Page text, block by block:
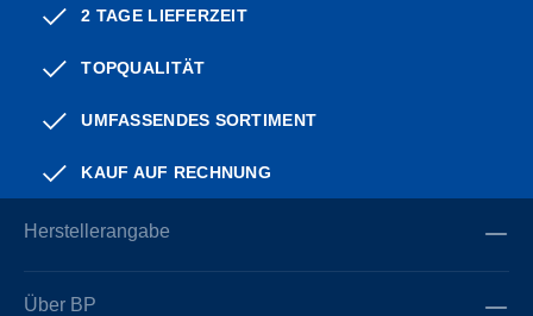
2 TAGE LIEFERZEIT
TOPQUALITÄT
UMFASSENDES SORTIMENT
KAUF AUF RECHNUNG
Herstellerangabe
Über BP